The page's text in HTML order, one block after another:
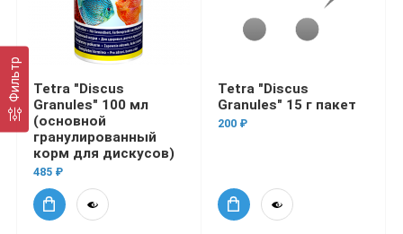
Фильтр
Tetra "Discus
Granules" 100 мл
(основной
гранулированный
корм для дискусов)
485 ₽
Tetra "Discus
Granules" 15 г пакет
200 ₽